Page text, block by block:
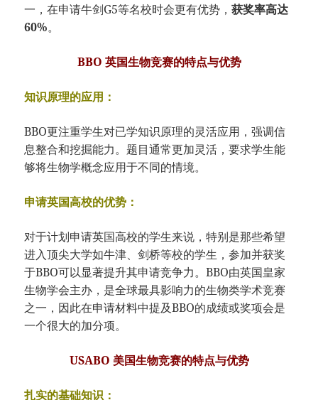
一，在申请牛剑G5等名校时会更有优势，获奖率高达
60%。
BBO 英国生物竞赛的特点与优势
知识原理的应用：
BBO更注重学生对已学知识原理的灵活应用，强调信
息整合和挖掘能力。题目通常更加灵活，要求学生能
够将生物学概念应用于不同的情境。
申请英国高校的优势：
对于计划申请英国高校的学生来说，特别是那些希望
进入顶尖大学如牛津、剑桥等校的学生，参加并获奖
于BBO可以显著提升其申请竞争力。BBO由英国皇家
生物学会主办，是全球最具影响力的生物类学术竞赛
之一，因此在申请材料中提及BBO的成绩或奖项会是
一个很大的加分项。
USABO 美国生物竞赛的特点与优势
扎实的基础知识：